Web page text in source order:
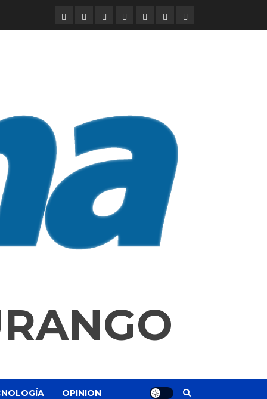
DURANGO
NACIONAL
INTERNACIONAL
DEPORTES
ENTRETENIMIENTO
CIENCIA
Y
OPINION
OPINION